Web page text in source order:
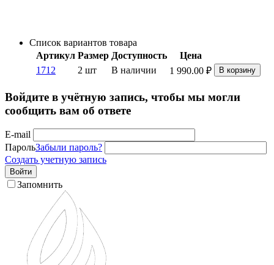
Список вариантов товара
Артикул Размер Доступность
Цена
1712
2 шт В наличии 1 990.00 ₽ В корзину
Войдите в учётную запись, чтобы мы могли
сообщить вам об ответе
E-mail
ПарольЗабыли пароль?
Создать учетную запись
Войти
Запомнить